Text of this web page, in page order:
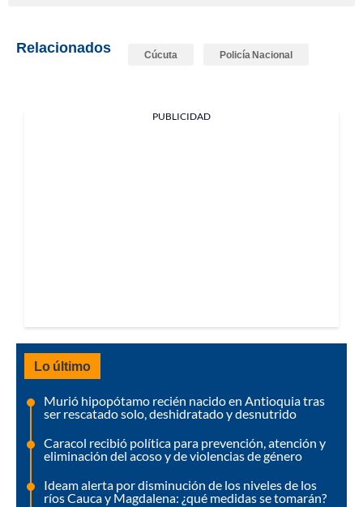
Relacionados Cúcuta Policía Nacional
PUBLICIDAD
Lo último
Murió hipopótamo recién nacido en Antioquia tras
ser rescatado solo, deshidratado y desnutrido
Caracol recibió política para prevención, atención y
eliminación del acoso y de violencias de género
Ideam alerta por disminución de los niveles de los
ríos Cauca y Magdalena: ¿qué medidas se tomarán?